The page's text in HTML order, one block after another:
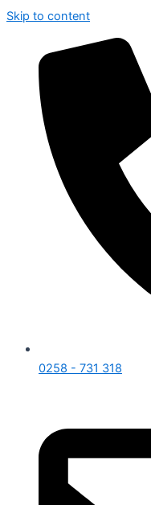
Skip to content
0258 - 731 318